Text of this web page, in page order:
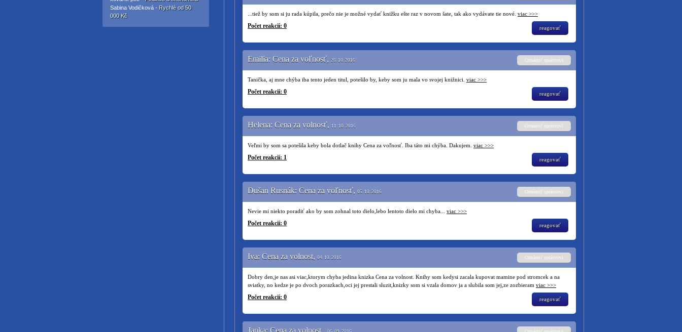
Sabina Vodičková - Rychlé od 50
000 Kč
...tiež by som si ju rada kúpila, prečo nie je možné vydať knižku ešte raz v novom šate, tak ako vydávate tie nové. viac >>>
Počet reakcií: 0 reagovať
Emilia: Cena za voľnosť, 26. 10. 2016 Oznámiť správcovi
Tanička, aj mne chýba iba tento jeden titul, potešilo by, keby som ju mala vo svojej knižnici. viac >>>
Počet reakcií: 0 reagovať
Helena: Cena za volnosť, 11. 10. 2016 Oznámiť správcovi
Veľmi by som sa potešila keby bola dotlač knihy Cena za voľnosť. Iba táto mi chýba. Dakujem. viac >>>
Počet reakcií: 1 reagovať
Dušan Rusnák: Cena za voľnosť, 05. 10. 2016 Oznámiť správcovi
Nevie mi niekto poradiť ako by som zohnal toto dielo,lebo lentoto dielo mi chyba... viac >>>
Počet reakcií: 0 reagovať
Iva: Cena za volnost, 04. 10. 2016 Oznámiť správcovi
Dobry den,je nas asi viac,ktorym chyba jedina knizka Cena za volnost. Knihy som kedysi zacala kupovat mamine pod stromcek a na
sviatky, no kedze je po dvoch porazkach,oci jej prestali sluzit,knizky som si vzala domov ja a slubila som jej,ze zozbieram viac >>>
Počet reakcií: 0 reagovať
Janka: Cena za volnost.,